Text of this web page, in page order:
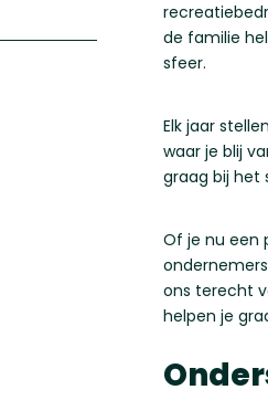
de familie
sfeer.
Elk jaar
waar je blij
graag bij het
Of je nu een
ons terecht
helpen je